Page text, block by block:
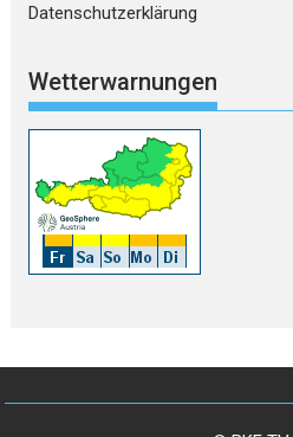
Datenschutzerklärung
Wetterwarnungen